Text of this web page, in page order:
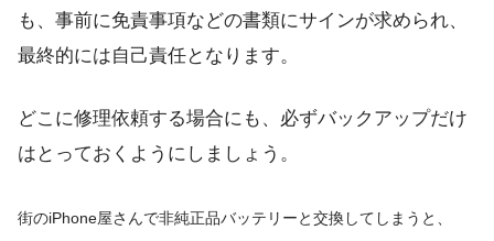
も、事前に免責事項などの書類にサインが求められ、
最終的には自己責任となります。
どこに修理依頼する場合にも、必ずバックアップだけ
はとっておくようにしましょう。
街のiPhone屋さんで非純正品バッテリーと交換してしまうと、